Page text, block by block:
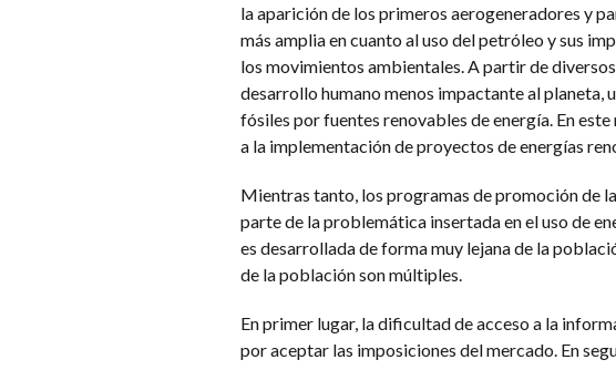
la aparición de los primeros aerogeneradores y
más amplia en cuanto al uso del petróleo y sus
los movimientos ambientales. A partir de
desarrollo humano menos impactante al planeta,
fósiles por fuentes renovables de energía. En
a la implementación de proyectos de energías
Mientras tanto, los programas de promoción de
parte de la problemática insertada en el uso de
es desarrollada de forma muy lejana de la
de la población son múltiples.
En primer lugar, la dificultad de acceso a la
por aceptar las imposiciones del mercado. En